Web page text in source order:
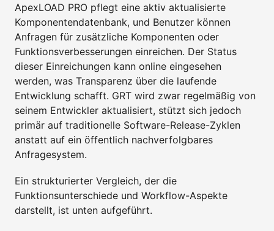
ApexLOAD PRO pflegt eine aktiv aktualisierte
Komponentendatenbank, und Benutzer können
Anfragen für zusätzliche Komponenten oder
Funktionsverbesserungen einreichen. Der Status
dieser Einreichungen kann online eingesehen
werden, was Transparenz über die laufende
Entwicklung schafft. GRT wird zwar regelmäßig von
seinem Entwickler aktualisiert, stützt sich jedoch
primär auf traditionelle Software-Release-Zyklen
anstatt auf ein öffentlich nachverfolgbares
Anfragesystem.
Ein strukturierter Vergleich, der die
Funktionsunterschiede und Workflow-Aspekte
darstellt, ist unten aufgeführt.